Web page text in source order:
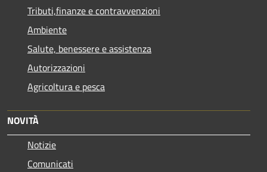
Tributi,finanze e contravvenzioni
Ambiente
Salute, benessere e assistenza
Autorizzazioni
Agricoltura e pesca
NOVITÀ
Notizie
Comunicati